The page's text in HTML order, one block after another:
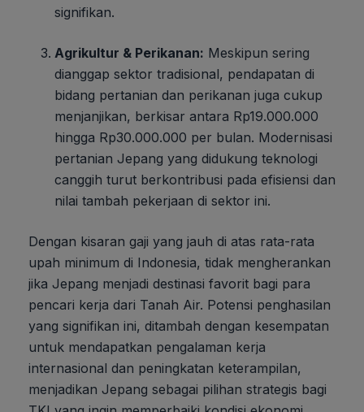
signifikan.
Agrikultur & Perikanan: Meskipun sering
dianggap sektor tradisional, pendapatan di
bidang pertanian dan perikanan juga cukup
menjanjikan, berkisar antara Rp19.000.000
hingga Rp30.000.000 per bulan. Modernisasi
pertanian Jepang yang didukung teknologi
canggih turut berkontribusi pada efisiensi dan
nilai tambah pekerjaan di sektor ini.
Dengan kisaran gaji yang jauh di atas rata-rata
upah minimum di Indonesia, tidak mengherankan
jika Jepang menjadi destinasi favorit bagi para
pencari kerja dari Tanah Air. Potensi penghasilan
yang signifikan ini, ditambah dengan kesempatan
untuk mendapatkan pengalaman kerja
internasional dan peningkatan keterampilan,
menjadikan Jepang sebagai pilihan strategis bagi